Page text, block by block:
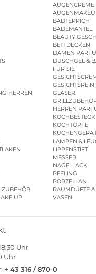
AUGENCREME
BADTEPPICH
BADEMÄNTEL
BEAUTY
BETTDECKEN
DAMEN
DUSCHGEL &
FÜR SIE
HERREN
GLÄSER
HERREN
KOCHBESTECK
KOCHTÖPFE
LAMPEN &
LIPPENSTIFT
MESSER
NAGELLACK
PEELING
PORZELLAN
ZUBEHÖR
RAUMDÜFTE &
UP
VASEN
Uhr
Uhr
+ 43 316 / 870-0